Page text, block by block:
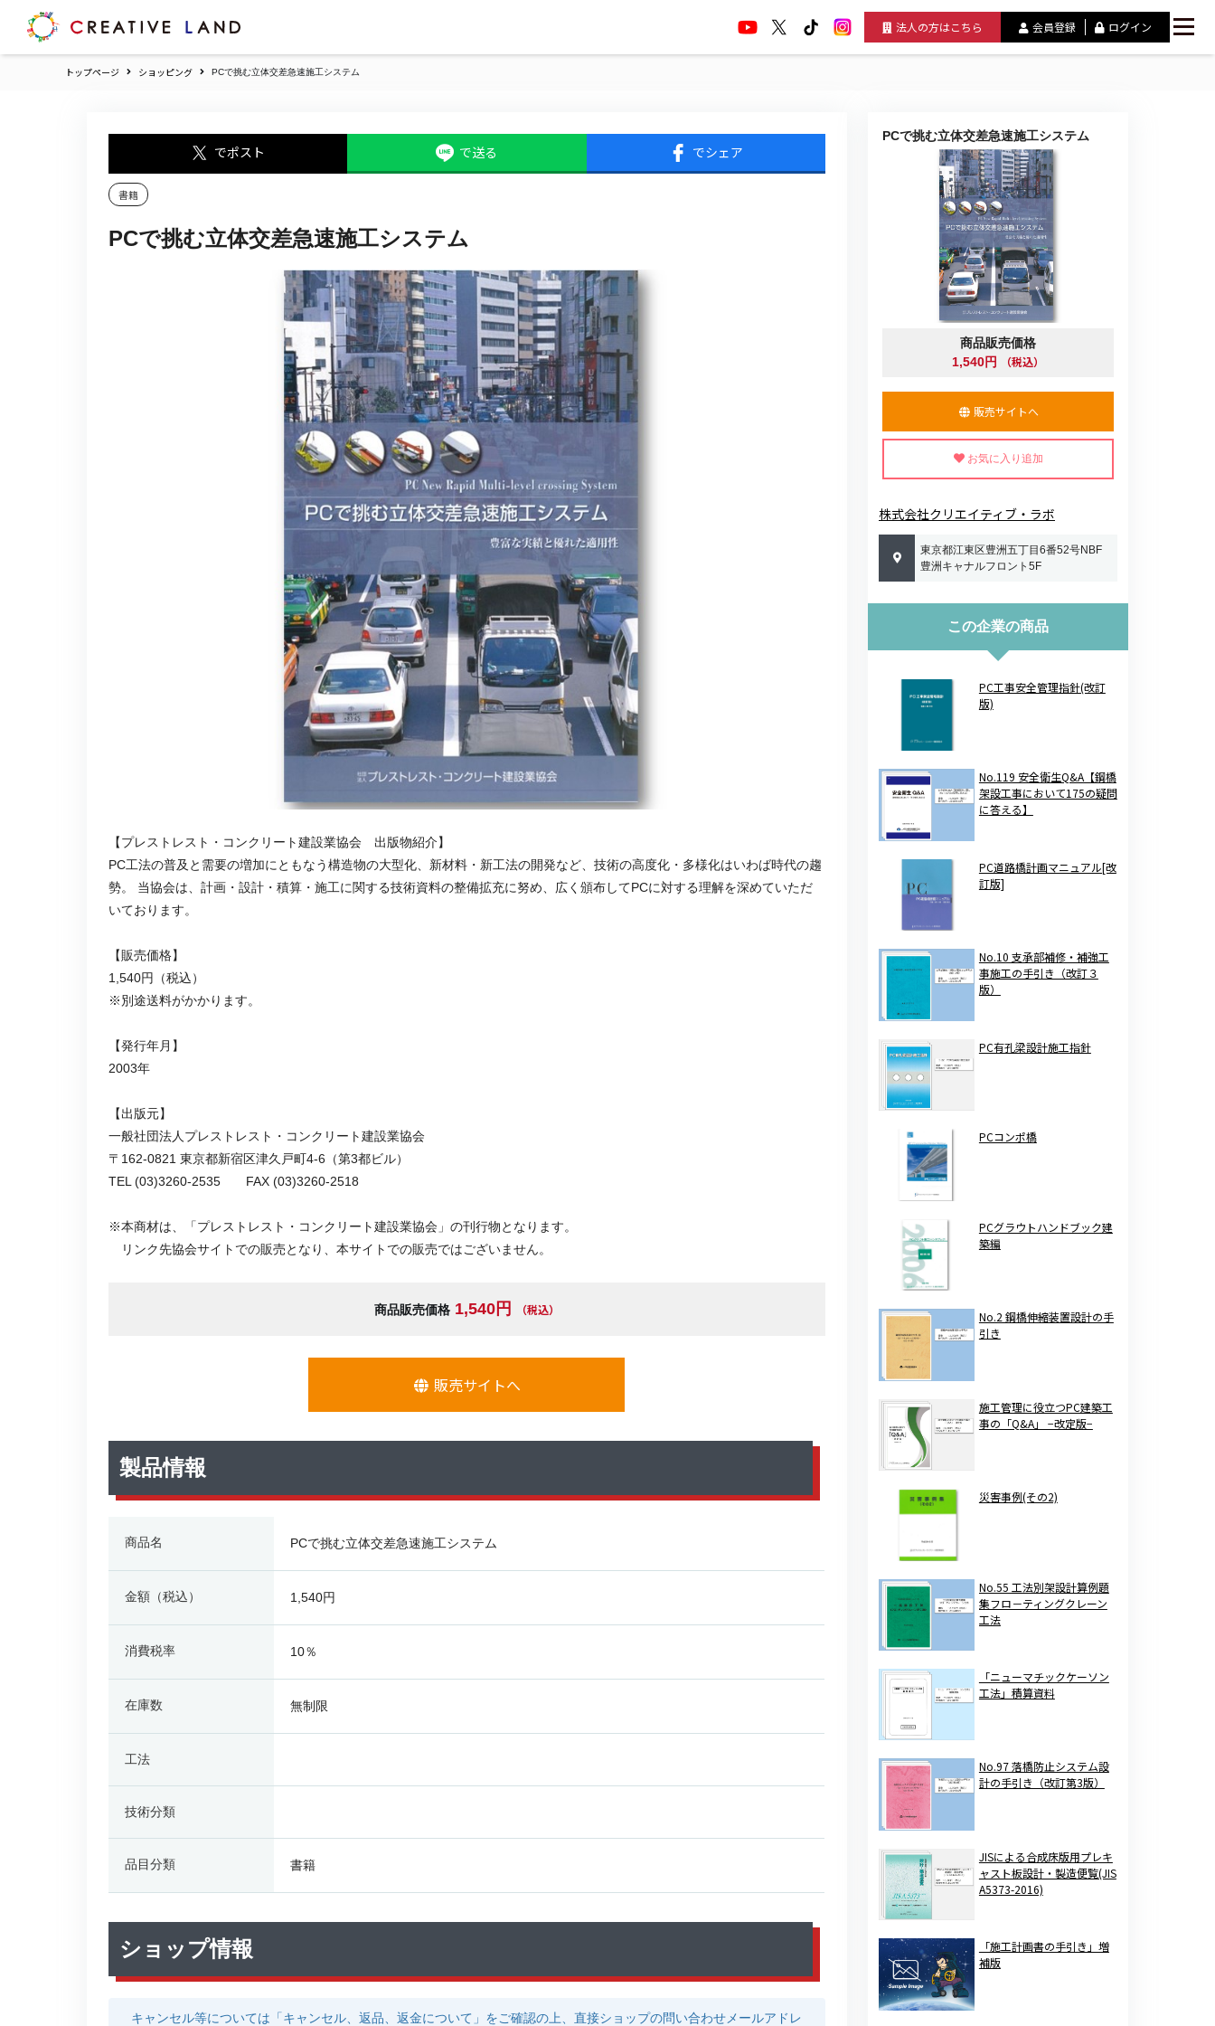
ク
リ
エ
法人の方はこちら 会員登録 ログイン
トップページ ショッピング PCで挑む立体交差急速施工システム
でポスト で送る でシェア
書籍
PCで挑む立体交差急速施工システム
【プレストレスト・コンクリート建設業協会 出版物紹介】
PC工法の普及と需要の増加にともなう構造物の大型化、新材料・新工法の開発など、技術の高度化・多様化はいわば時代の趨
勢。 当協会は、計画・設計・積算・施工に関する技術資料の整備拡充に努め、広く頒布してPCに対する理解を深めていただ
いております。
【販売価格】
1,540円（税込）
※別途送料がかかります。
【発行年月】
2003年
【出版元】
一般社団法人プレストレスト・コンクリート建設業協会
〒162-0821 東京都新宿区津久戸町4-6（第3都ビル）
TEL (03)3260-2535 FAX (03)3260-2518
※本商材は、「プレストレスト・コンクリート建設業協会」の刊行物となります。
リンク先協会サイトでの販売となり、本サイトでの販売ではございません。
商品販売価格1,540円 （税込）
販売サイトへ
製品情報
商品名 PCで挑む立体交差急速施工システム
金額（税込） 1,540円
消費税率 10％
在庫数 無制限
工法
技術分類
品目分類 書籍
ショップ情報
キャンセル等については「キャンセル、返品、返金について」をご確認の上、直接ショップの問い合わせメールアドレ
PCで挑む立体交差急速施工システム
商品販売価格
1,540円
（税込）
販売サイトへ
お気に入り追加
株式会社クリエイティブ・ラボ
東京都江東区豊洲五丁目6番52号NBF
豊洲キャナルフロント5F
この企業の商品
PC工事安全管理指針(改訂
版)
No.119 安全衛生Q&A【鋼橋
架設工事において175の疑問
に答える】
PC道路橋計画マニュアル[改
訂版]
No.10 支承部補修・補強工
事施工の手引き（改訂３
版）
PC有孔梁設計施工指針
PCコンポ橋
PCグラウトハンドブック建
築編
No.2 鋼橋伸縮装置設計の手
引き
施工管理に役立つPC建築工
事の「Q&A」 −改定版−
災害事例(その2)
No.55 工法別架設計算例題
集フロ－ティングクレーン
工法
「ニューマチックケーソン
工法」積算資料
No.97 落橋防止システム設
計の手引き（改訂第3版）
JISによる合成床版用プレキ
ャスト板設計・製造便覧(JIS
A5373-2016)
「施工計画書の手引き」増
補版